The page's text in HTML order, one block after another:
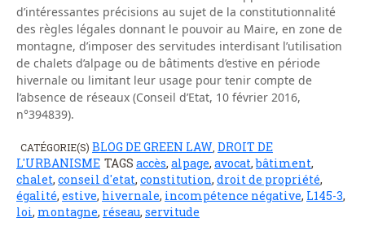
d’intéressantes précisions au sujet de la constitutionnalité
des règles légales donnant le pouvoir au Maire, en zone de
montagne, d’imposer des servitudes interdisant l’utilisation
de chalets d’alpage ou de bâtiments d’estive en période
hivernale ou limitant leur usage pour tenir compte de
l’absence de réseaux (Conseil d’Etat, 10 février 2016,
n°394839).
CATÉGORIE(S) BLOG DE GREEN LAW DROIT DE
L'URBANISME TAGS accès, alpage, avocat,bâtiment,
chalet, conseil d'etat, constitution, droit de propriété,
égalité, estive, hivernale, incompétence négative, L145-3,
loi, montagne, réseau, servitude